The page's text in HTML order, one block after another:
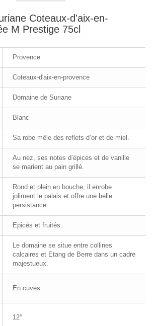
Coteaux-d'aix-en-
M Prestige 75cl
Provence
Coteaux-d'aix-en-provence
Domaine de Suriane
Blanc
Sa robe mêle des reflets d’or et de miel.
Au nez, ses notes d’épices et de vanille
se marient au pain grillé.
Rond et plein en bouche, il enrobe
joliment le palais et offre une belle
persistance.
Epicés et fruités.
Le domaine se situe entre collines
calcaires et Etang de Berre dans un cadre
majestueux.
En cuves.
12°